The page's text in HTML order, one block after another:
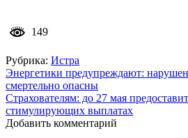
149
Рубрика: Истра
Навигация
по
записям
Энергетики предупреждают:
смертельно опасны
Страхователям: до 27 мая
стимулирующих выплатах
Добавить комментарий